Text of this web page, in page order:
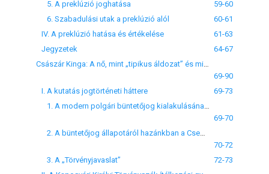
5. A preklúzió joghatása
59-60
6. Szabadulási utak a preklúzió alól
60-61
IV. A preklúzió hatása és értékelése
61-63
Jegyzetek
64-67
69-90
I. A kutatás jogtörténeti háttere
69-73
69-70
70-72
3. A „Törvényjavaslat”
72-73